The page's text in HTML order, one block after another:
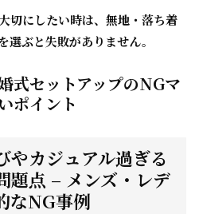
切にしたい時は、無地・落ち着
選ぶと失敗がありません。
式セットアップのNGマ
ポイント
やカジュアル過ぎる
題点 – メンズ・レデ
なNG事例